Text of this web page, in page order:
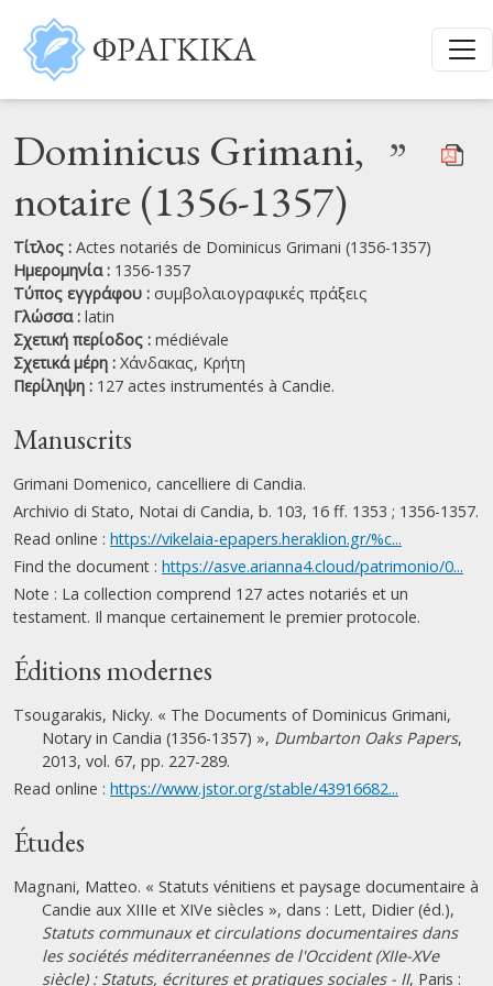
Παράκαμψη προς το κυρίως περιεχόμενο
ΦΡΑΓΚΙΚΑ
Dominicus Grimani,
notaire (1356-1357)
”
Τίτλος : Actes notariés de Dominicus Grimani (1356-1357)
Ημερομηνία : 1356-1357
Τύπος εγγράφου : συμβολαιογραφικές πράξεις
Γλώσσα : latin
Σχετική περίοδος : médiévale
Σχετικά μέρη : Χάνδακας, Κρήτη
Περίληψη : 127 actes instrumentés à Candie.
Manuscrits
Grimani Domenico, cancelliere di Candia.
Archivio di Stato, Notai di Candia, b. 103, 16 ff. 1353 ; 1356-1357.
Read online : https://vikelaia-epapers.heraklion.gr/%c...
Find the document : https://asve.arianna4.cloud/patrimonio/0...
Note : La collection comprend 127 actes notariés et un
testament. Il manque certainement le premier protocole.
Éditions modernes
Tsougarakis, Nicky. « The Documents of Dominicus Grimani,
Notary in Candia (1356-1357) », Dumbarton Oaks Papers,
2013, vol. 67, pp. 227-289.
Read online : https://www.jstor.org/stable/43916682...
Études
Magnani, Matteo. « Statuts vénitiens et paysage documentaire à
Candie aux XIIIe et XIVe siècles », dans : Lett, Didier (éd.),
Statuts communaux et circulations documentaires dans
les sociétés méditerranéennes de l'Occident (XIIe-XVe
siècle) : Statuts, écritures et pratiques sociales - II, Paris :